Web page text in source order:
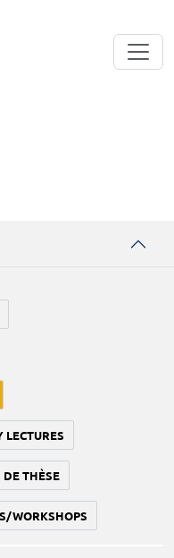
LECTURES
DE THÈSE
WORKSHOPS